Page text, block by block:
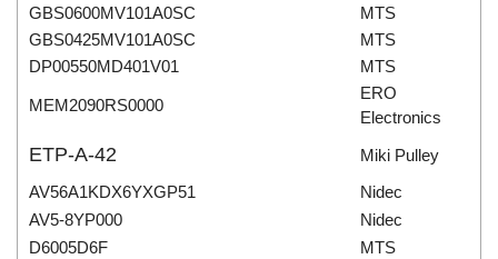
GBS0600MV101A0SC
MTS
GBS0425MV101A0SC
MTS
DP00550MD401V01
MTS
MEM2090RS0000
ERO
Electronics
ETP-A-42
Miki Pulley
AV56A1KDX6YXGP51
Nidec
AV5-8YP000
Nidec
D6005D6F
MTS